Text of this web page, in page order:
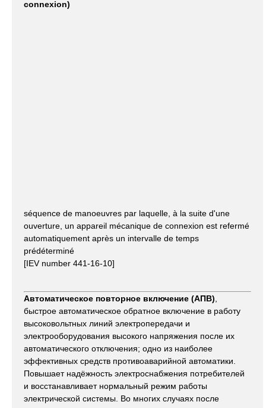
connexion)
séquence de manoeuvres par laquelle, à la suite d'une
ouverture, un appareil mécanique de connexion est refermé
automatiquement après un intervalle de temps
prédéterminé
[IEV number 441-16-10]
Автоматическое повторное включение (АПВ)
быстрое автоматическое обратное включение в работу
высоковольтных линий электропередачи и
электрооборудования высокого напряжения после их
автоматического отключения; одно из наиболее
эффективных средств противоаварийной автоматики.
Повышает надёжность электроснабжения потребителей
и восстанавливает нормальный режим работы
электрической системы. Во многих случаях после